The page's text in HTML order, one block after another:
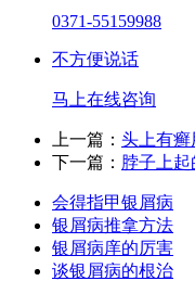
0371-55159988
不方便说话
马上在线咨询
上一篇： 头上有癣
下一篇： 脖子上
会得指甲银屑病
银屑病推拿方法
银屑病庠的厉害
谈银屑病的根治